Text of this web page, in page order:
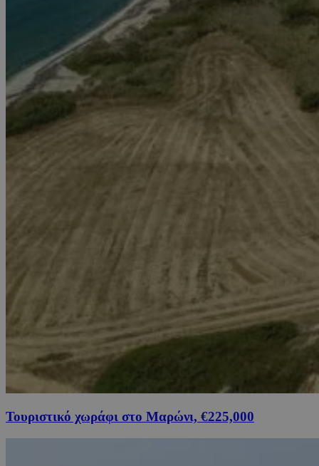
Τουριστικό χωράφι στο Μαρώνι, €225,000